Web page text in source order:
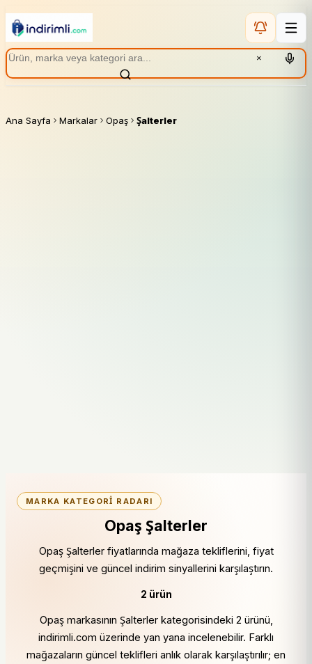
×
Ana Sayfa Markalar Opaş Şalterler
MARKA KATEGORI RADARI
Opaş Şalterler
Opaş Şalterler fiyatlarında mağaza tekliflerini, fiyat
geçmişini ve güncel indirim sinyallerini karşılaştırın.
2 ürün
Opaş markasının Şalterler kategorisindeki 2 ürünü,
indirimli.com üzerinde yan yana incelenebilir. Farklı
mağazaların güncel teklifleri anlık olarak karşılaştırılır; en